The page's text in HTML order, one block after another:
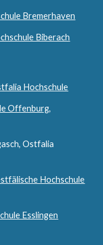
Bremerhaven
Biberach
Hochschule
Offenburg,
Ostfalia
Hochschule
Esslingen